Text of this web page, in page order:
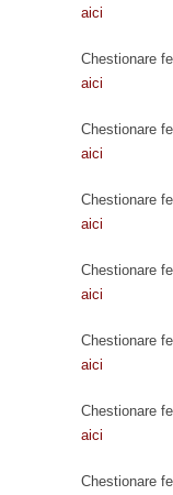
aici
Chestionare
aici
Chestionare
aici
Chestionare
aici
Chestionare
aici
Chestionare
aici
Chestionare
aici
Chestionare